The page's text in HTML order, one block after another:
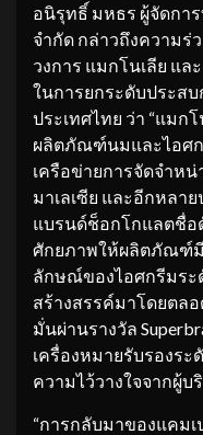
อนิรุทธิ์ มหธร ผู้จัดกา
จำกัด กล่าวถึงความ
วงการ แมกโนเลีย แ
ในการยกระดับประส
ประเทศไทย ว่า “แม
ผลิตภัณฑ์นมและไอศ
เครือข่ายการจัดจำห
มาเลเซีย และอีกหลา
แบรนด์ช็อกโกแลตชื่อ
ศักยภาพให้ผลิตภัณฑ์
ลักษณ์ของไอศกรีมระ
สร้างสรรค์มาโดยตล
มั่นผ่านรางวัล
เครื่องหมายรับรองร
ความไว้วางใจจากผู้บ
“การกลับมาของแคม